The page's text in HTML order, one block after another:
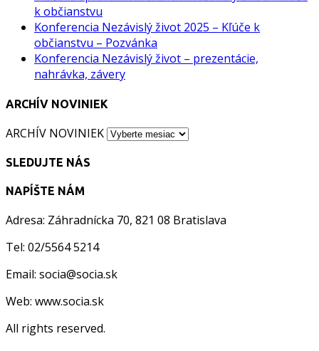
k občianstvu
Konferencia Nezávislý život 2025 – Kľúče k
občianstvu – Pozvánka
Konferencia Nezávislý život – prezentácie,
nahrávka, závery
ARCHÍV NOVINIEK
ARCHÍV NOVINIEK
SLEDUJTE NÁS
NAPÍŠTE NÁM
Adresa: Záhradnícka 70, 821 08 Bratislava
Tel: 02/5564 5214
Email: socia@socia.sk
Web: www.socia.sk
All rights reserved.